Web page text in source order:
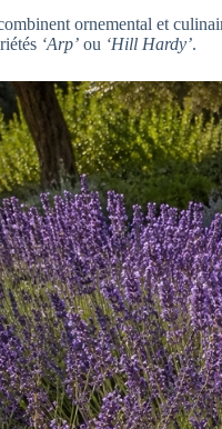
ornemental et
‘Arp’ ou ‘Hill Hardy’.